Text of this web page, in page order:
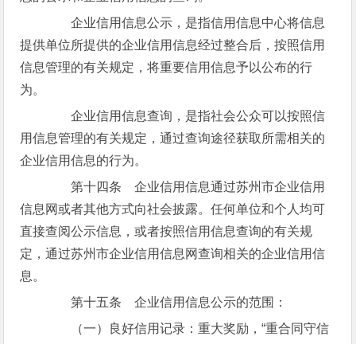
企业信用信息公示，是指信用信息中心将信息
提供单位所提供的企业信用信息经过整合后，按照信用
信息管理的有关规定，将重要信用信息予以公布的行
为。
企业信用信息查询，是指社会公众可以按照信
用信息管理的有关规定，通过查询途径获取所需相关的
企业信用信息的行为。
第十四条 企业信用信息通过苏州市企业信用
信息网或者其他方式向社会披露。任何单位和个人均可
直接查阅公示信息，或者按照信用信息查询的有关规
定，通过苏州市企业信用信息网查询相关的企业信用信
息。
第十五条 企业信用信息公示的范围：
（一）良好信用记录：重大奖励，“重合同守信